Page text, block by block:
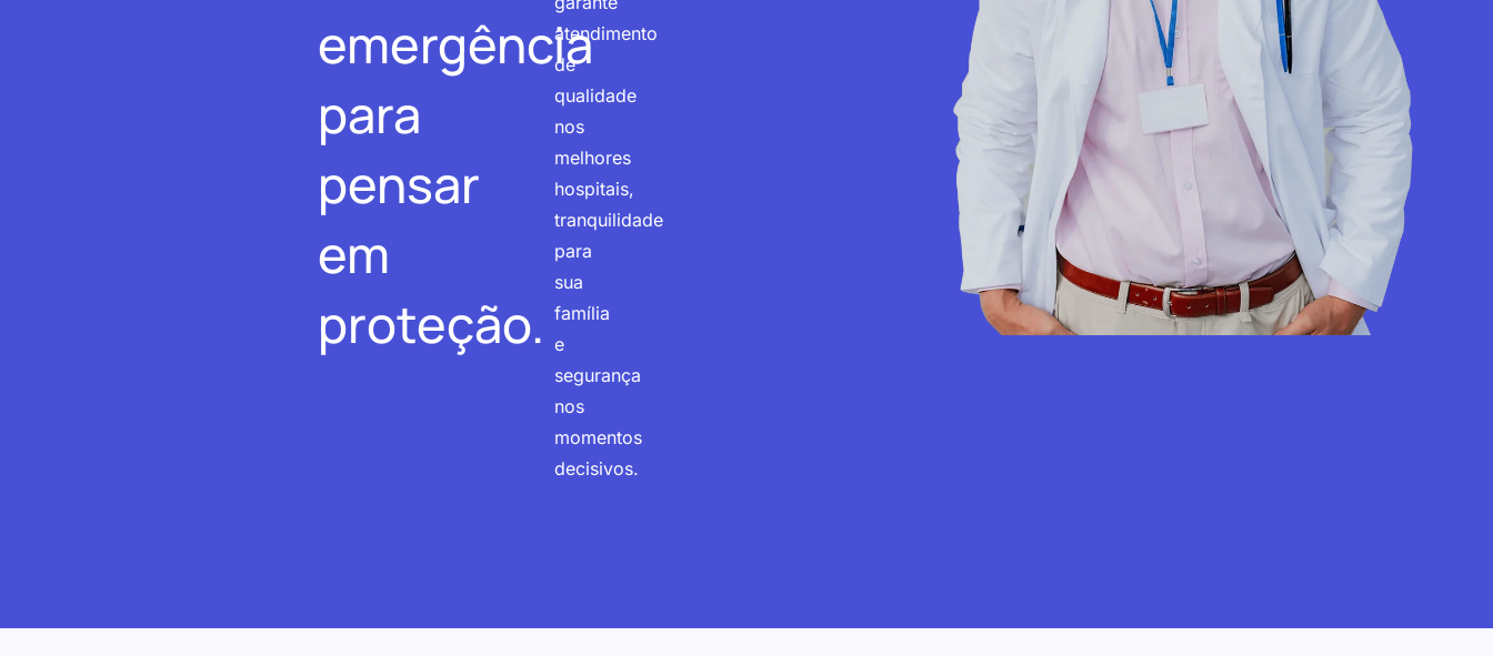
emergência
para
pensar
em
proteção.
atendimento
de
qualidade
nos
melhores
hospitais,
tranquilidade
para
sua
família
e
segurança
nos
momentos
decisivos.